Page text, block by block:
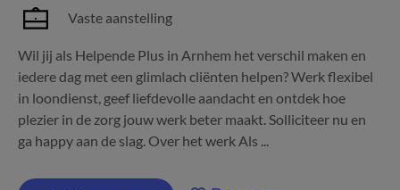
Vaste aanstelling
Wil jij als Helpende Plus in Arnhem het verschil maken en
iedere dag met een glimlach cliënten helpen? Werk flexibel
in loondienst, geef liefdevolle aandacht en ontdek hoe
plezier in de zorg jouw werk beter maakt. Solliciteer nu en
ga happy aan de slag. Over het werk Als ...